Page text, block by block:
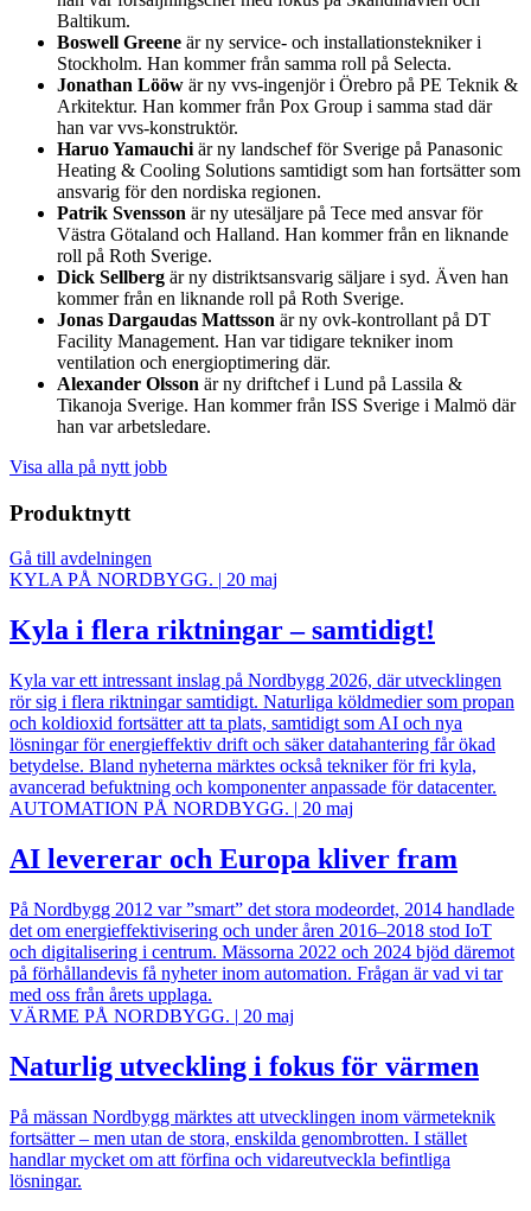
Baltikum.
Boswell Greene är ny service- och installationstekniker i
Stockholm. Han kommer från samma roll på Selecta.
Jonathan Lööw är ny vvs-ingenjör i Örebro på PE Teknik &
Arkitektur. Han kommer från Pox Group i samma stad där
han var vvs-konstruktör.
Haruo Yamauchi är ny landschef för Sverige på Panasonic
Heating & Cooling Solutions samtidigt som han fortsätter som
ansvarig för den nordiska regionen.
Patrik Svensson är ny utesäljare på Tece med ansvar för
Västra Götaland och Halland. Han kommer från en liknande
roll på Roth Sverige.
Dick Sellberg är ny distriktsansvarig säljare i syd. Även han
kommer från en liknande roll på Roth Sverige.
Jonas Dargaudas Mattsson är ny ovk-kontrollant på DT
Facility Management. Han var tidigare tekniker inom
ventilation och energioptimering där.
Alexander Olsson är ny driftchef i Lund på Lassila &
Tikanoja Sverige. Han kommer från ISS Sverige i Malmö där
han var arbetsledare.
Visa alla på nytt jobb
Produktnytt
Gå till avdelningen
KYLA PÅ NORDBYGG. | 20 maj
Kyla i flera riktningar – samtidigt!
Kyla var ett intressant inslag på Nordbygg 2026, där utvecklingen
rör sig i flera riktningar samtidigt. Naturliga köldmedier som propan
och koldioxid fortsätter att ta plats, samtidigt som AI och nya
lösningar för energieffektiv drift och säker datahantering får ökad
betydelse. Bland nyheterna märktes också tekniker för fri kyla,
avancerad befuktning och komponenter anpassade för datacenter.
AUTOMATION PÅ NORDBYGG. | 20 maj
AI levererar och Europa kliver fram
På Nordbygg 2012 var ”smart” det stora modeordet, 2014 handlade
det om energieffektivisering och under åren 2016–2018 stod IoT
och digitalisering i centrum. Mässorna 2022 och 2024 bjöd däremot
på förhållandevis få nyheter inom automation. Frågan är vad vi tar
med oss från årets upplaga.
VÄRME PÅ NORDBYGG. | 20 maj
Naturlig utveckling i fokus för värmen
På mässan Nordbygg märktes att utvecklingen inom värmeteknik
fortsätter – men utan de stora, enskilda genombrotten. I stället
handlar mycket om att förfina och vidareutveckla befintliga
lösningar.